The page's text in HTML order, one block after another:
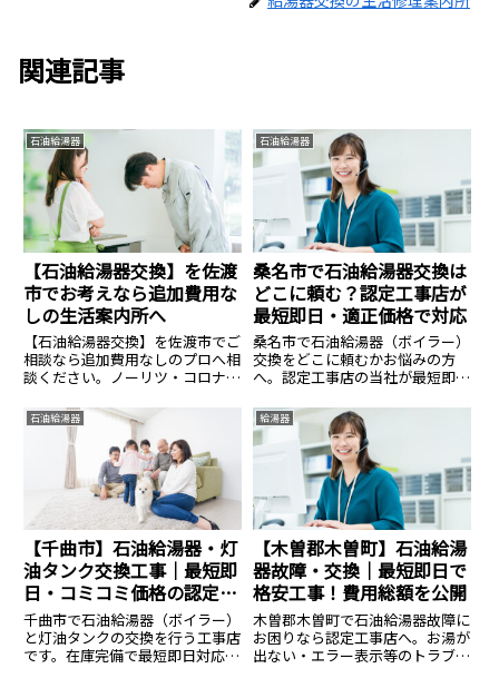
関連記事
石油給湯器
【石油給湯器交換】を佐渡
市でお考えなら追加費用な
しの生活案内所へ
【石油給湯器交換】を佐渡市でご
相談なら追加費用なしのプロへ相
談ください。ノーリツ・コロナ等
談は14.8万円〜。見積無料・24時
間365日受付中。安心の生活案内
石油給湯器
桑名市で石油給湯器交換は
どこに頼む？認定工事店が
最短即日・適正価格で対応
桑名市で石油給湯器（ボイラー）
交換をどこに頼むかお悩みの方
へ。認定工事店の当社が最短即日
フィールの在庫多数。寒冷地特有
の凍結対策も万全に、資格保有者
が工事費込みの適正価格で施工。
見積もり無料。
石油給湯器
【千曲市】石油給湯器・灯
油タンク交換工事｜最短即
日・コミコミ価格の認定施
工店
千曲市で石油給湯器（ボイラー）
と灯油タンクの交換を行う工事店
です。在庫完備で最短即日対応。
給湯器
【木曽郡木曽町】石油給湯
器故障・交換｜最短即日で
格安工事！費用総額を公開
木曽郡木曽町で石油給湯器故障に
お困りなら認定工事店へ。お湯が
出ない・エラー表示等のトラブル